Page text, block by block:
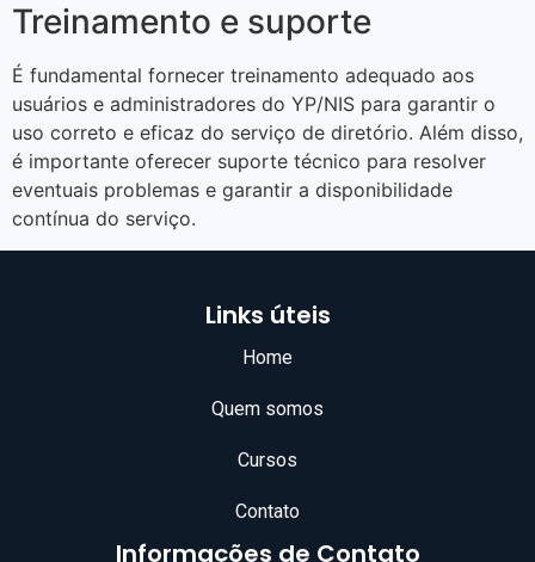
Treinamento e suporte
É fundamental fornecer treinamento adequado aos
usuários e administradores do YP/NIS para garantir o
uso correto e eficaz do serviço de diretório. Além disso,
é importante oferecer suporte técnico para resolver
eventuais problemas e garantir a disponibilidade
contínua do serviço.
Links úteis
Home
Quem somos
Cursos
Contato
Informações de Contato